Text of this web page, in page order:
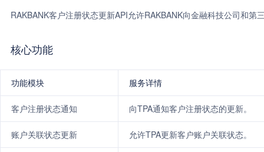
RAKBANK客户注册状态更新API允许RAKBANK向金融科技公司和
核心功能
功能模块 服务详情
客户注册状态通知 向TPA通知客户注册状态的更新。
账户关联状态更新 允许TPA更新客户账户关联状态。